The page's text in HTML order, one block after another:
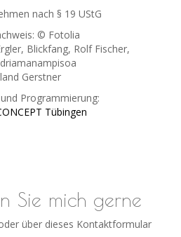
nach § 19 UStG
© Fotolia
Blickfang, Rolf Fischer,
Gerstner
Programmierung:
Tübingen
Sie mich gerne
über dieses Kontaktformular